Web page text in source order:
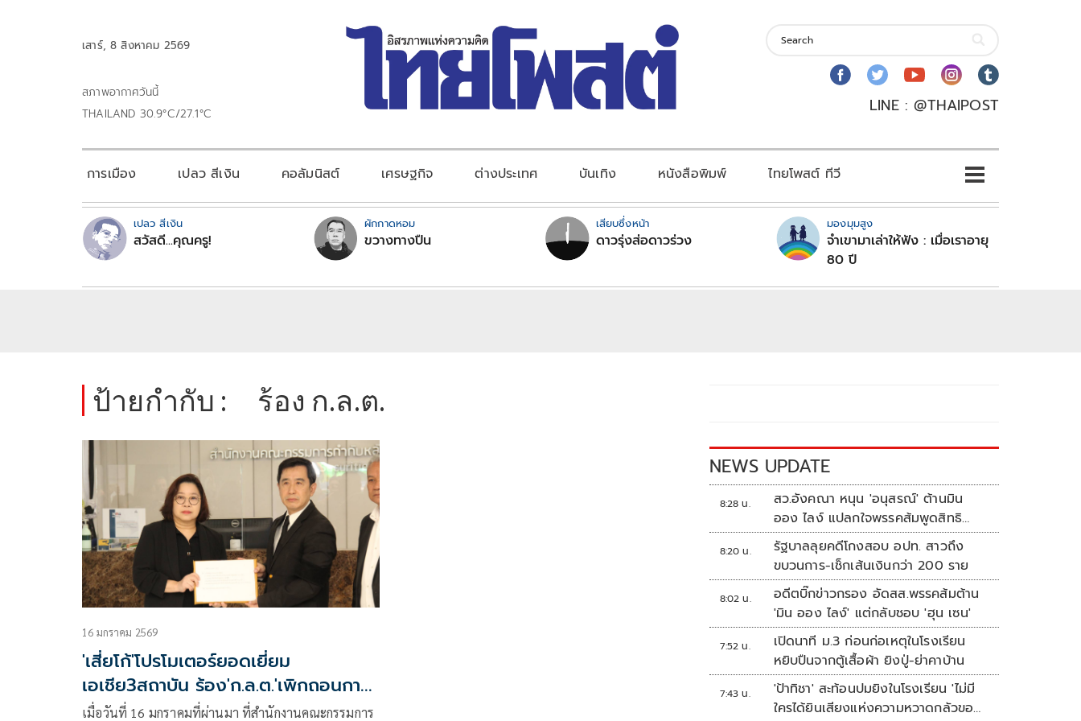
เสาร์, 8 สิงหาคม 2569
สภาพอากาศวันนี้
THAILAND 30.9°C/27.1°C
LINE : @THAIPOST
การเมือง เปลว สีเงิน คอลัมนิสต์ เศรษฐกิจ ต่างประเทศ บันเทิง หนังสือพิมพ์ ไทยโพสต์ ทีวี
เปลว สีเงิน
สวัสดี...คุณครู!
ผักกาดหอม
ขวางทางปืน
เสียบซึ่งหน้า
ดาวรุ่งส่อดาวร่วง
มองมุมสูง
จำเขามาเล่าให้ฟัง : เมื่อเราอายุ
80 ปี
ป้ายกำกับ : ร้อง ก.ล.ต.
16 มกราคม 2569
'เสี่ยโก้'โปรโมเตอร์ยอดเยี่ยม
เอเชีย3สถาบัน ร้อง'ก.ล.ต.'เพิกถอนการ
รับจดทะเบียน'แพลนบี' ข้อหาปลอม
เมื่อวันที่ 16 มกราคมที่ผ่านมา ที่สำนักงานคณะกรรมการ
NEWS UPDATE
8:28 น.
สว.อังคณา หนุน 'อนุสรณ์' ต้านมิน
ออง ไลง์ แปลกใจพรรคส้มพูดสิทธิ
มนุษยชนแต่กลับเงียบ
8:20 น.
รัฐบาลลุยคดีโกงสอบ อปท. สาวถึง
ขบวนการ-เช็กเส้นเงินกว่า 200 ราย
8:02 น.
อดีตบิ๊กข่าวกรอง อัดสส.พรรคส้มต้าน
'มิน ออง ไลง์' แต่กลับชอบ 'ฮุน เซน'
7:52 น.
เปิดนาที ม.3 ก่อนก่อเหตุในโรงเรียน
หยิบปืนจากตู้เสื้อผ้า ยิงปู่-ย่าคาบ้าน
7:43 น.
'ป้าทิชา' สะท้อนปมยิงในโรงเรียน 'ไม่มี
ใครได้ยินเสียงแห่งความหวาดกลัวของ